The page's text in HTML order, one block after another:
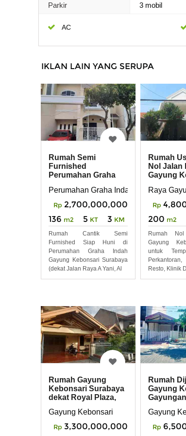
Parkir 3 mobil
AC
IKLAN LAIN YANG SERUPA
Rumah Semi
Furnished
Perumahan Graha
Kebonsari Surabaya
Perumahan Graha Indah Gayung
Rp 2,700,000,000
136 m2 5 KT 3 KM
Rumah Cantik Semi
Furnished Siap Huni di
Perumahan Graha Indah
Gayung Kebonsari Surabaya
(dekat Jalan Raya A Yani, Al
Rumah
Nol Jalan
Gayung
Raya
Rp
200 m2
Rumah
Gayung
untuk
Resto, Klinik
Rumah Gayung
Kebonsari Surabaya
dekat Royal Plaza,
Gayung Kebonsari
Rp 3,300,000,000
Rumah
Gayung
Gayung
Rp